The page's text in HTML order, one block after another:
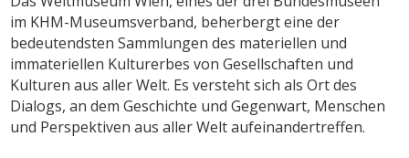
im KHM-Museumsverband, beherbergt eine der
bedeutendsten Sammlungen des materiellen und
immateriellen Kulturerbes von Gesellschaften und
Kulturen aus aller Welt. Es versteht sich als Ort des
Dialogs, an dem Geschichte und Gegenwart, Menschen
und Perspektiven aus aller Welt aufeinandertreffen.